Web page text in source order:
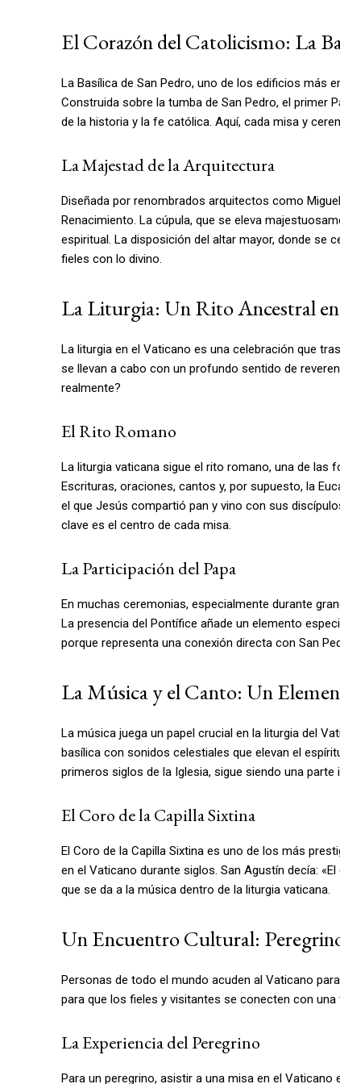
El Corazón del Catolicismo: La
La Basílica de San Pedro, uno de los edificios más
Construida sobre la tumba de San Pedro, el primer
de la historia y la fe católica. Aquí, cada misa y
La Majestad de la Arquitectura
Diseñada por renombrados arquitectos como
Renacimiento. La cúpula, que se eleva
espiritual. La disposición del altar mayor, donde se
fieles con lo divino.
La Liturgia: Un Rito Ancestral
La liturgia en el Vaticano es una celebración que
se llevan a cabo con un profundo sentido de
realmente?
El Rito Romano
La liturgia vaticana sigue el rito romano, una de las
Escrituras, oraciones, cantos y, por supuesto, la
el que Jesús compartió pan y vino con sus
clave es el centro de cada misa.
La Participación del Papa
En muchas ceremonias, especialmente durante
La presencia del Pontífice añade un elemento
porque representa una conexión directa con San
La Música y el Canto: Un
La música juega un papel crucial en la liturgia del
basílica con sonidos celestiales que elevan el
primeros siglos de la Iglesia, sigue siendo una
El Coro de la Capilla Sixtina
El Coro de la Capilla Sixtina es uno de los más
en el Vaticano durante siglos. San Agustín decía:
que se da a la música dentro de la liturgia vaticana.
Un Encuentro Cultural:
Personas de todo el mundo acuden al Vaticano
para que los fieles y visitantes se conecten con
La Experiencia del Peregrino
Para un peregrino, asistir a una misa en el